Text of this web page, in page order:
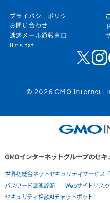
プライバシーポリシー
お問い合わせ
迷惑メール通報窓口
llms.txt
© 2026 GMO Internet,
GMOインターネットグループのセ
世界初総合ネットセキュリティサービス
パスワード漏洩診断
Webサイトリス
セキュリティ相談AIチャットボット